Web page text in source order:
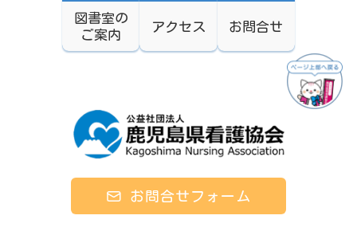
図書室の
ご案内
アクセス お問合せ
お問合せフォーム